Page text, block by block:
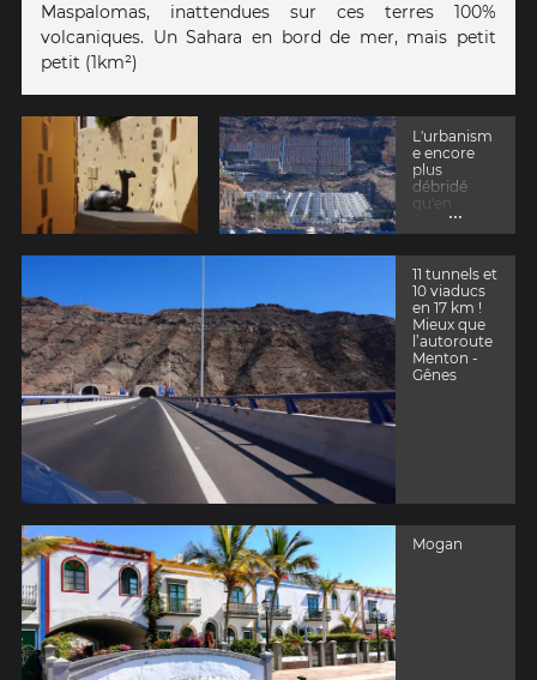
Maspalomas, inattendues sur ces terres 100%
volcaniques. Un Sahara en bord de mer, mais petit
petit (1km²)
L'urbanism
e encore
plus
débridé
qu'en
Andalousie
des
stations
balnéaires
...
11 tunnels et
10 viaducs
en 17 km !
Mieux que
l’autoroute
Menton -
Gênes
Mogan